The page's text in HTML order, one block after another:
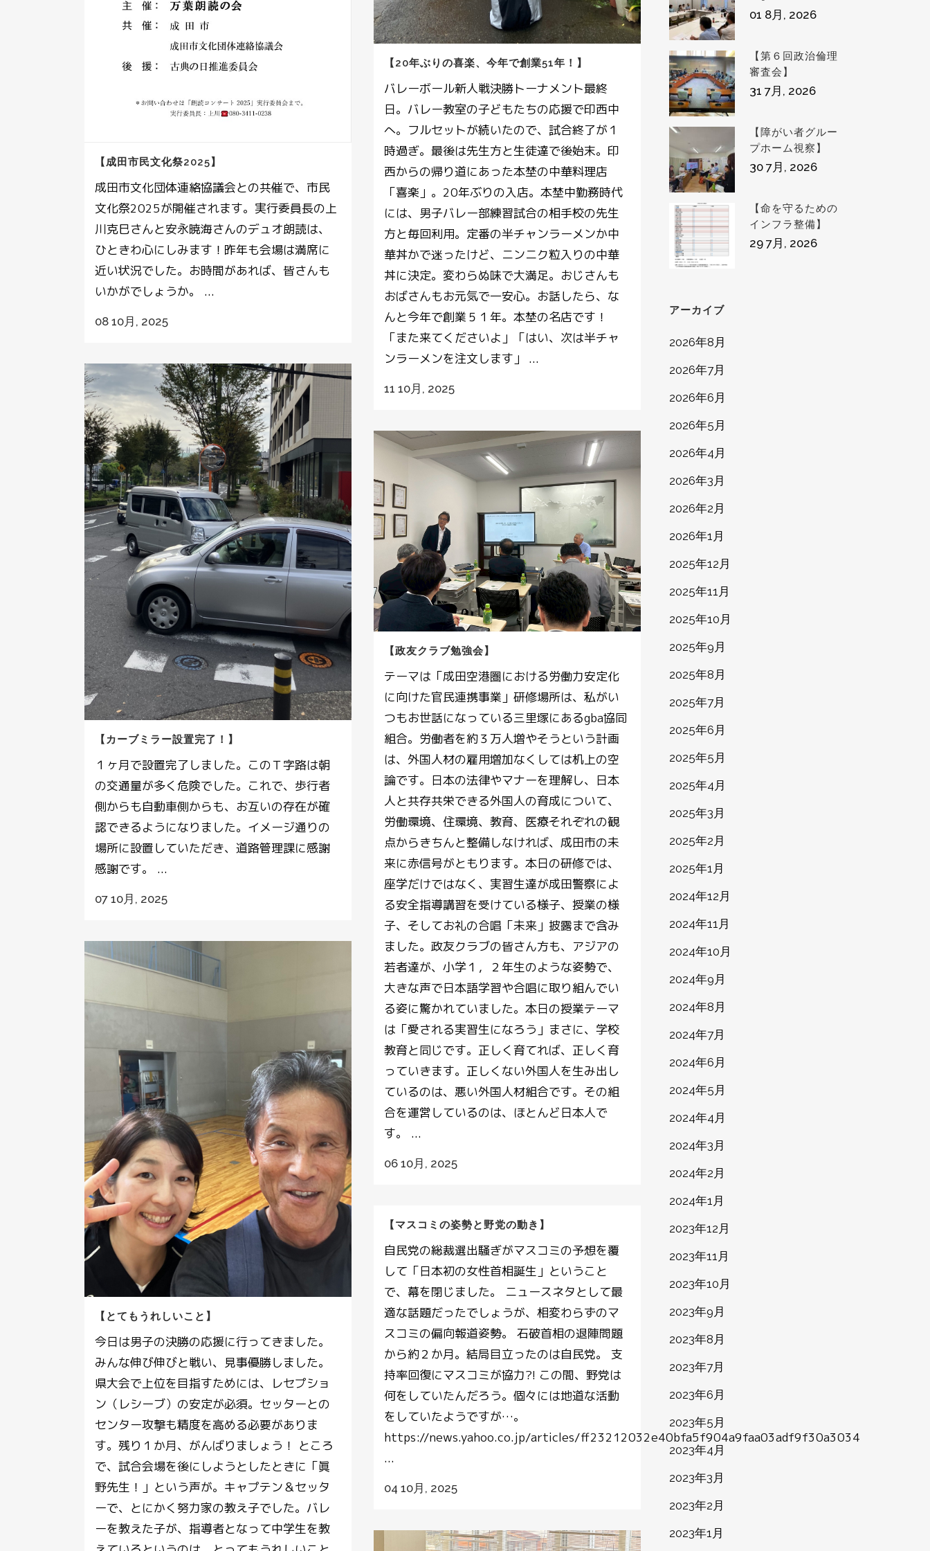
【20年ぶりの喜楽、今年で創業51年！】
バレーボール新人戦決勝トーナメント最終
日。バレー教室の子どもたちの応援で印西中
へ。フルセットが続いたので、試合終了が１
時過ぎ。最後は先生方と生徒達で後始末。印
西からの帰り道にあった本埜の中華料理店
「喜楽」。20年ぶりの入店。本埜中勤務時代
には、男子バレー部練習試合の相手校の先生
方と毎回利用。定番の半チャンラーメンか中
華丼かで迷ったけど、ニンニク粒入りの中華
丼に決定。変わらぬ味で大満足。おじさんも
おばさんもお元気で一安心。お話したら、な
んと今年で創業５１年。本埜の名店です！
「また来てくださいよ」「はい、次は半チャ
ンラーメンを注文します」 ...
11 10月, 2025
【成田市民文化祭2025】
成田市文化団体連絡協議会との共催で、市民
文化祭2025が開催されます。実行委員長の上
川克巳さんと安永暁海さんのデュオ朗読は、
ひときわ心にしみます！昨年も会場は満席に
近い状況でした。お時間があれば、皆さんも
いかがでしょうか。 ...
08 10月, 2025
【カーブミラー設置完了！】
１ヶ月で設置完了しました。このＴ字路は朝
の交通量が多く危険でした。これで、歩行者
側からも自動車側からも、お互いの存在が確
認できるようになりました。イメージ通りの
場所に設置していただき、道路管理課に感謝
感謝です。 ...
07 10月, 2025
【政友クラブ勉強会】
テーマは「成田空港圏における労働力安定化
に向けた官民連携事業」研修場所は、私がい
つもお世話になっている三里塚にあるgba協同
組合。労働者を約３万人増やそうという計画
は、外国人材の雇用増加なくしては机上の空
論です。日本の法律やマナーを理解し、日本
人と共存共栄できる外国人の育成について、
労働環境、住環境、教育、医療それぞれの観
点からきちんと整備しなければ、成田市の未
来に赤信号がともります。本日の研修では、
座学だけではなく、実習生達が成田警察によ
る安全指導講習を受けている様子、授業の様
子、そしてお礼の合唱「未来」披露まで含み
ました。政友クラブの皆さん方も、アジアの
若者達が、小学１，２年生のような姿勢で、
大きな声で日本語学習や合唱に取り組んでい
る姿に驚かれていました。本日の授業テーマ
は「愛される実習生になろう」まさに、学校
教育と同じです。正しく育てれば、正しく育
っていきます。正しくない外国人を生み出し
ているのは、悪い外国人材組合です。その組
合を運営しているのは、ほとんど日本人で
す。 ...
06 10月, 2025
【とてもうれしいこと】
今日は男子の決勝の応援に行ってきました。
みんな伸び伸びと戦い、見事優勝しました。
県大会で上位を目指すためには、レセプショ
ン（レシーブ）の安定が必須。セッターとの
センター攻撃も精度を高める必要がありま
す。残り１か月、がんばりましょう！ ところ
で、試合会場を後にしようとしたときに「眞
野先生！」という声が。キャプテン＆セッタ
ーで、とにかく努力家の教え子でした。バレ
ーを教えた子が、指導者となって中学生を教
【マスコミの姿勢と野党の動き】
自民党の総裁選出騒ぎがマスコミの予想を覆
して「日本初の女性首相誕生」ということ
で、幕を閉じました。 ニュースネタとして最
適な話題だったでしょうが、相変わらずのマ
スコミの偏向報道姿勢。 石破首相の退陣問題
から約２か月。結局目立ったのは自民党。 支
持率回復にマスコミが協力?! この間、野党は
何をしていたんだろう。個々には地道な活動
をしていたようですが…。
https://news.yahoo.co.jp/articles/ff23212032e40bfa5f904a9faa03adf9f30a3034
...
04 10月, 2025
01 8月, 2026
【第６回政治倫理
審査会】
31 7月, 2026
【障がい者グルー
プホーム視察】
30 7月, 2026
【命を守るための
インフラ整備】
29 7月, 2026
アーカイブ
2026年8月
2026年7月
2026年6月
2026年5月
2026年4月
2026年3月
2026年2月
2026年1月
2025年12月
2025年11月
2025年10月
2025年9月
2025年8月
2025年7月
2025年6月
2025年5月
2025年4月
2025年3月
2025年2月
2025年1月
2024年12月
2024年11月
2024年10月
2024年9月
2024年8月
2024年7月
2024年6月
2024年5月
2024年4月
2024年3月
2024年2月
2024年1月
2023年12月
2023年11月
2023年10月
2023年9月
2023年8月
2023年7月
2023年6月
2023年5月
2023年4月
2023年3月
2023年2月
2023年1月